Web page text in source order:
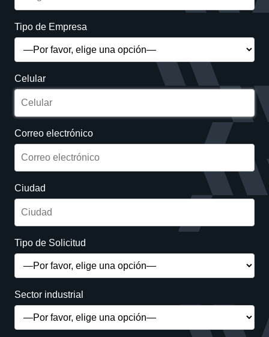
Tipo de Empresa
Celular
Correo electrónico
Ciudad
Tipo de Solicitud
Sector industrial